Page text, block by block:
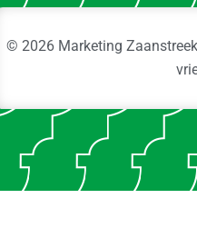
© 2026 Marketing